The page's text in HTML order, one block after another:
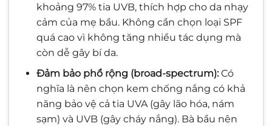
khoảng 97% tia UVB, thích hợp cho da nhạy
cảm của mẹ bầu. Không cần chọn loại SPF
quá cao vì không tăng nhiều tác dụng mà
còn dễ gây bí da.
Đảm bảo phổ rộng (broad-spectrum):Có
nghĩa là nên chọn kem chống nắng có khả
năng bảo vệ cả tia UVA (gây lão hóa, nám
sạm) và UVB (gây cháy nắng). Bà bầu nên